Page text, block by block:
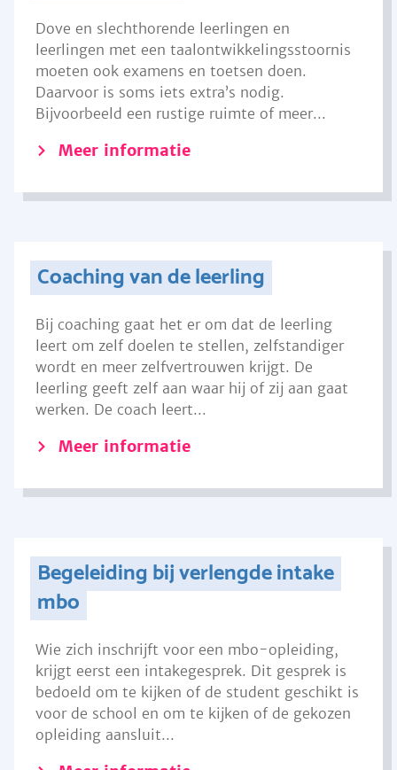
Dove en slechthorende leerlingen en
leerlingen met een taalontwikkelingsstoornis
moeten ook examens en toetsen doen.
Daarvoor is soms iets extra’s nodig.
Bijvoorbeeld een rustige ruimte of meer...
Meer informatie
Coaching van de leerling
Bij coaching gaat het er om dat de leerling
leert om zelf doelen te stellen, zelfstandiger
wordt en meer zelfvertrouwen krijgt. De
leerling geeft zelf aan waar hij of zij aan gaat
werken. De coach leert...
Meer informatie
Begeleiding bij verlengde intake
mbo
Wie zich inschrijft voor een mbo-opleiding,
krijgt eerst een intakegesprek. Dit gesprek is
bedoeld om te kijken of de student geschikt is
voor de school en om te kijken of de gekozen
opleiding aansluit...